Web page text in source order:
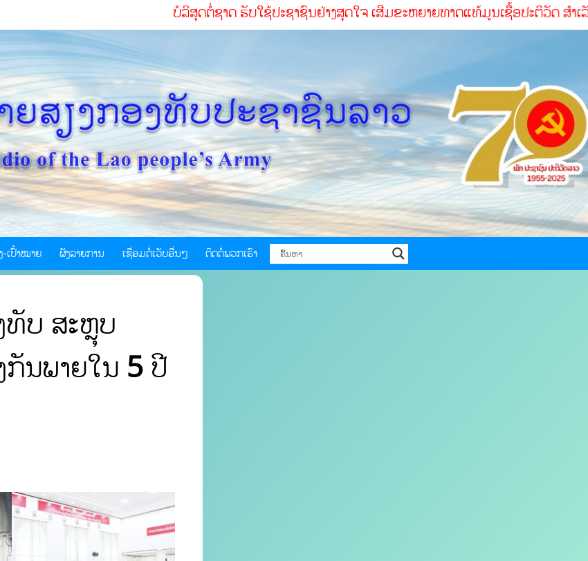
ບໍລິສຸດຕໍ່ຊາດ ຮັບໃຊ້ປະຊາຊົນຢ່າງສຸດໃຈ ເສີມຂະຫຍາຍທາດແທ້ມູນເຊື້ອປະຕິວັດ ສໍາເລັດທຸກໜ້າທ່ີ
-ເປົ້າໝາຍ ຜັງລາຍການ ເຊື່ອມຕໍ່ເວັບອື່ນໆ ຕິດຕໍ່ພວກເຮົາ
ທັບ ສະຫຼຸບ
ນພາຍໃນ 5 ປີ